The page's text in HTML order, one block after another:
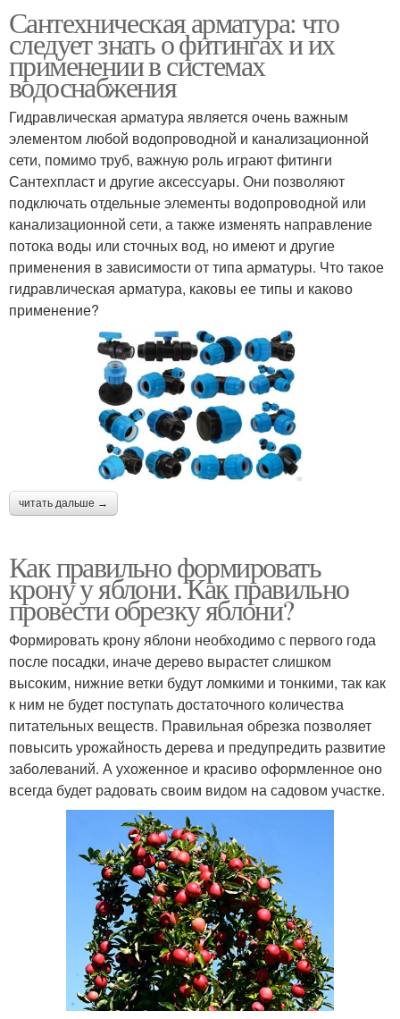
Сантехническая арматура: что
следует знать о фитингах и их
применении в системах
водоснабжения
Гидравлическая арматура является очень важным
элементом любой водопроводной и канализационной
сети, помимо труб, важную роль играют фитинги
Сантехпласт и другие аксессуары. Они позволяют
подключать отдельные элементы водопроводной или
канализационной сети, а также изменять направление
потока воды или сточных вод, но имеют и другие
применения в зависимости от типа арматуры. Что такое
гидравлическая арматура, каковы ее типы и каково
применение?
читать дальше →
Как правильно формировать
крону у яблони. Как правильно
провести обрезку яблони?
Формировать крону яблони необходимо с первого года
после посадки, иначе дерево вырастет слишком
высоким, нижние ветки будут ломкими и тонкими, так как
к ним не будет поступать достаточного количества
питательных веществ. Правильная обрезка позволяет
повысить урожайность дерева и предупредить развитие
заболеваний. А ухоженное и красиво оформленное оно
всегда будет радовать своим видом на садовом участке.